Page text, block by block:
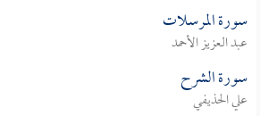
سورة المرسلات
عبد العزيز الأحمد
سورة الشرح
علي الحذيفي